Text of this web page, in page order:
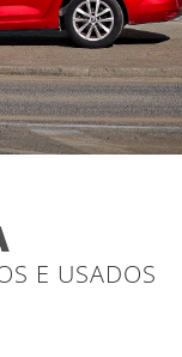
E USADOS